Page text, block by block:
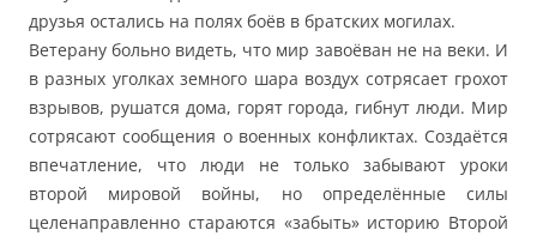
друзья остались на полях боёв в братских могилах.
Ветерану больно видеть, что мир завоёван не на веки. И
в разных уголках земного шара воздух сотрясает грохот
взрывов, рушатся дома, горят города, гибнут люди. Мир
сотрясают сообщения о военных конфликтах. Создаётся
впечатление, что люди не только забывают уроки
второй мировой войны, но определённые силы
целенаправленно стараются «забыть» историю Второй